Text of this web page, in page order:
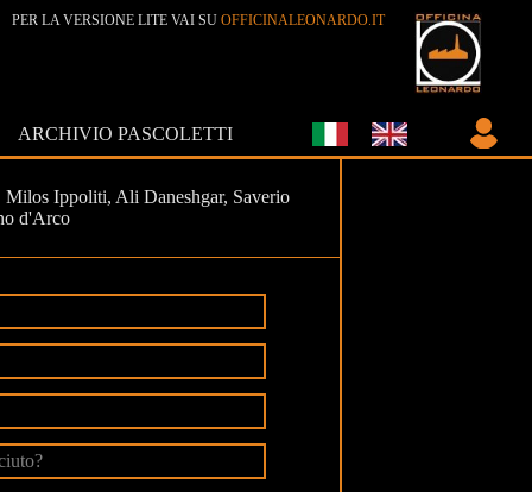
PER LA VERSIONE LITE VAI SU OFFICINALEONARDO.IT
ARCHIVIO PASCOLETTI
Ippoliti, Ali Daneshgar, Saverio
d'Arco